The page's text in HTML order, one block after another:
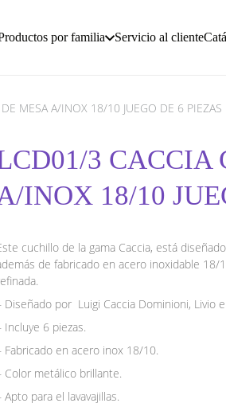
por familia Servicio al cliente
MESA A/INOX 18/10 JUEGO DE 6 PIEZAS
3 CACCIA
INOX 18/10
cuchillo de la gama Caccia, está
de fabricado en acero inoxidable 18/
Diseñado por Luigi Caccia Dominioni, Livio
Incluye 6 piezas.
Fabricado en acero inox 18/10.
Color metálico brillante.
Apto para el lavavajillas.